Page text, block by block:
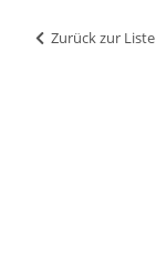
Zurück zur Liste